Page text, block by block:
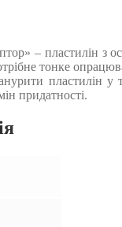
– пластилін з
тонке
занурити
придатності.